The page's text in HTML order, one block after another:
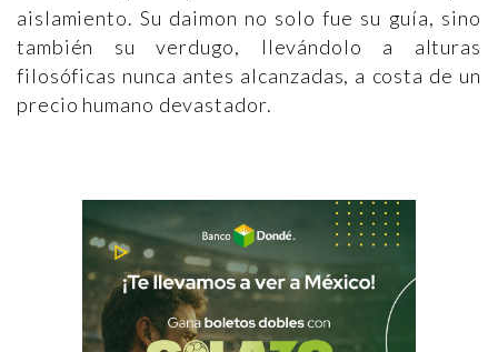
aislamiento. Su daimon no solo fue su guía, sino
también su verdugo, llevándolo a alturas
filosóficas nunca antes alcanzadas, a costa de un
precio humano devastador.